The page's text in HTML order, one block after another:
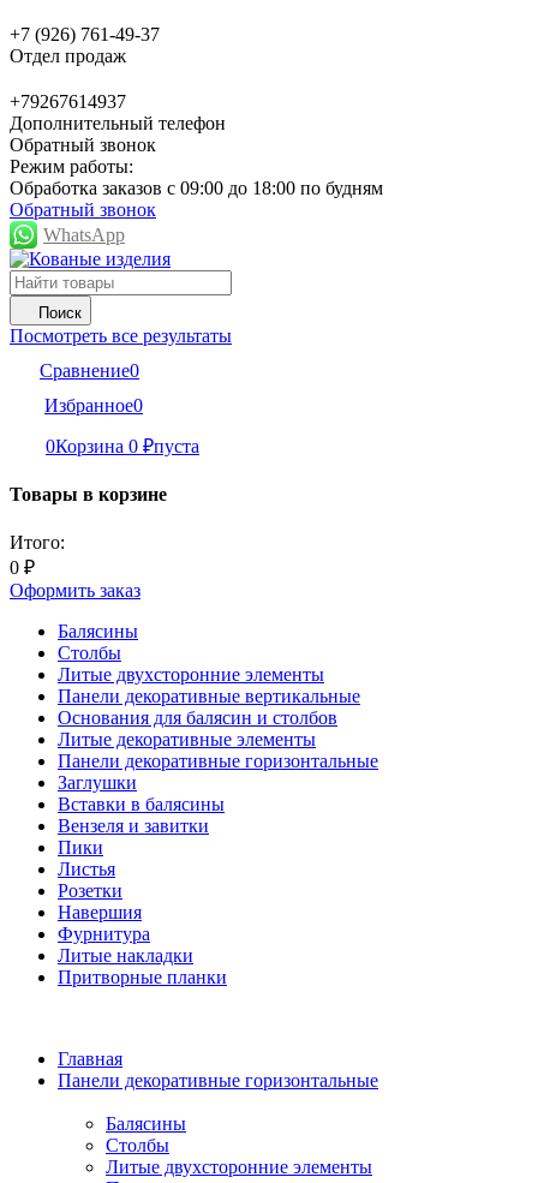
+7 (926) 761-49-37
Отдел продаж
+79267614937
Дополнительный телефон
Обратный звонок
Режим работы:
Обработка заказов с 09:00 до 18:00 по будням
Обратный звонок
WhatsApp
Поиск
Посмотреть все результаты
Сравнение0
Избранное0
0Корзина 0 ₽пуста
Товары в корзине
Итого:
0 ₽
Оформить заказ
Балясины
Столбы
Литые двухсторонние элементы
Панели декоративные вертикальные
Основания для балясин и столбов
Литые декоративные элементы
Панели декоративные горизонтальные
Заглушки
Вставки в балясины
Вензеля и завитки
Пики
Листья
Розетки
Навершия
Фурнитура
Литые накладки
Притворные планки
Главная
Панели декоративные горизонтальные
Балясины
Столбы
Литые двухсторонние элементы